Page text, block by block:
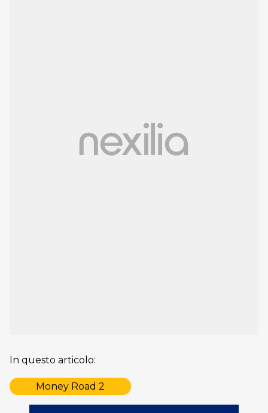
In questo articolo:
Money Road 2